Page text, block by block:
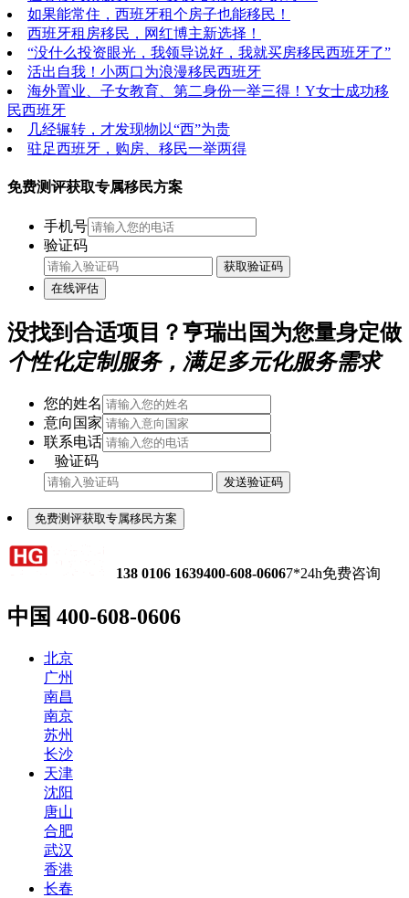
如果能常住，西班牙租个房子也能移民！
西班牙租房移民，网红博主新选择！
“没什么投资眼光，我领导说好，我就买房移民西班牙了”
活出自我！小两口为浪漫移民西班牙
海外置业、子女教育、第二身份一举三得！Y女士成功移
民西班牙
几经辗转，才发现物以“西”为贵
驻足西班牙，购房、移民一举两得
免费测评获取专属移民方案
手机号
验证码
获取验证码
在线评估
没找到合适项目？亨瑞出国为您量身定做
个性化定制服务，满足多元化服务需求
您的姓名
意向国家
联系电话
验证码
发送验证码
免费测评获取专属移民方案
138 0106 1639400-608-06067*24h免费咨询
中国 400-608-0606
北京
广州
南昌
南京
苏州
长沙
天津
沈阳
唐山
合肥
武汉
香港
长春